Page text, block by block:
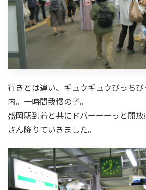
行きとは違い、ギュウギュウびっち
内。一時間我慢の子。
盛岡駅到着と共にドバーーーっと開
さん降りていきました。